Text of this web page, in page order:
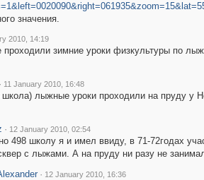
значения.
2010, 14:19
проходили зимние уроки физкультуры по
· 11 January 2010, 16:48
лыжные уроки проходили на пруду у
· 12 January 2010, 02:54
498 школу я и имел ввиду, в 71-72годах
с лыжами. А на пруду ни разу не
· 12 January 2010, 16:36